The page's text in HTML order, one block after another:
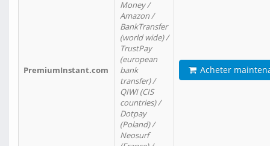
PremiumInstant.com
Money /
Amazon /
BankTransfer
(world wide) /
TrustPay
(european
bank
transfer) /
QIWI (CIS
countries) /
Dotpay
(Poland) /
Neosurf
Acheter